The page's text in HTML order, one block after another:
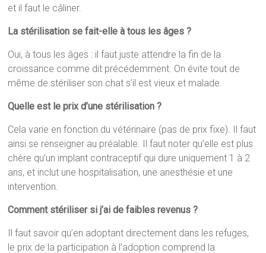
et il faut le câliner.
La stérilisation se fait-elle à tous les âges ?
Oui, à tous les âges : il faut juste attendre la fin de la
croissance comme dit précédemment. On évite tout de
même de stériliser son chat s’il est vieux et malade.
Quelle est le prix d’une stérilisation ?
Cela varie en fonction du vétérinaire (pas de prix fixe). Il faut
ainsi se renseigner au préalable. Il faut noter qu’elle est plus
chère qu’un implant contraceptif qui dure uniquement 1 à 2
ans, et inclut une hospitalisation, une anesthésie et une
intervention.
Comment stériliser si j’ai de faibles revenus ?
Il faut savoir qu’en adoptant directement dans les refuges,
le prix de la participation à l’adoption comprend la